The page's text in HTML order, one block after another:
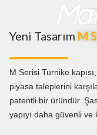
Yeni Tasarım M
M Serisi Turnike kapısı
piyasa taleplerini
patentli bir üründür.
yapıyı daha güvenli